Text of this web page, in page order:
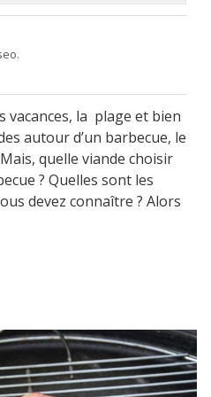
vacances, la plage et bien
autour d’un barbecue, le
quelle viande choisir
? Quelles sont les
devez connaître ? Alors